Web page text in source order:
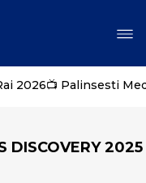
2026📺 Palinsesti
DISCOVERY 2025